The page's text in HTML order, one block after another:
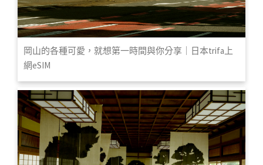
岡山的各種可愛，就想第一時間與你分享｜日本trifa上
網eSIM